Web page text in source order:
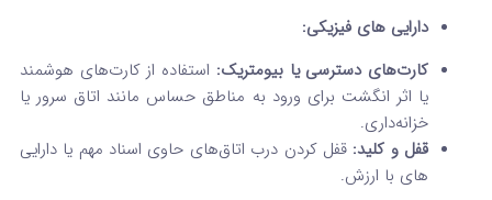
دارایی‌ های فیزیکی:
کارت‌های دسترسی یا بیومتریک: استفاده از کارت‌های هوشمند
یا اثر انگشت برای ورود به مناطق حساس مانند اتاق سرور یا
خزانه‌داری.
قفل و کلید: قفل کردن درب اتاق‌های حاوی اسناد مهم یا دارایی‌
های با ارزش.